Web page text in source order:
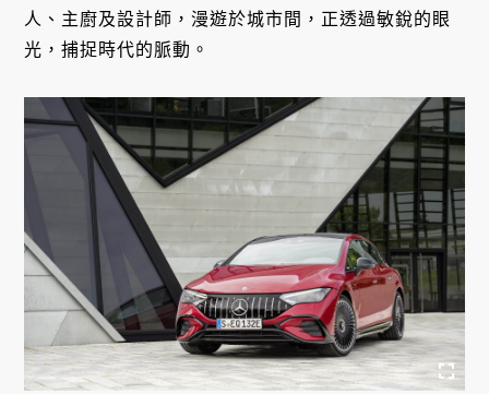
人、主廚及設計師，漫遊於城市間，正透過敏銳的眼
光，捕捉時代的脈動。